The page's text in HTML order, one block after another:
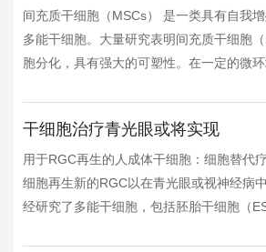
间充质干细胞（MSCs） 是一类具有自我
多能干细胞。大量研究表明间充质干细胞
胞分化，具有强大的可塑性。在一定的微环
干细胞治疗青光眼或将实现
用于RGC再生的人成体干细胞：细胞替代
细胞再生新的RGC以在青光眼或视神经病
经研究了多能干细胞，包括胚胎干细胞（